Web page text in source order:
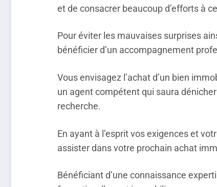
et de consacrer beaucoup d’efforts à
Pour éviter les mauvaises surprises
bénéficier d’un accompagnement
Vous envisagez l’achat d’un bien
un agent compétent qui saura
recherche.
En ayant à l’esprit vos exigences et
assister dans votre prochain achat
Bénéficiant d’une connaissance